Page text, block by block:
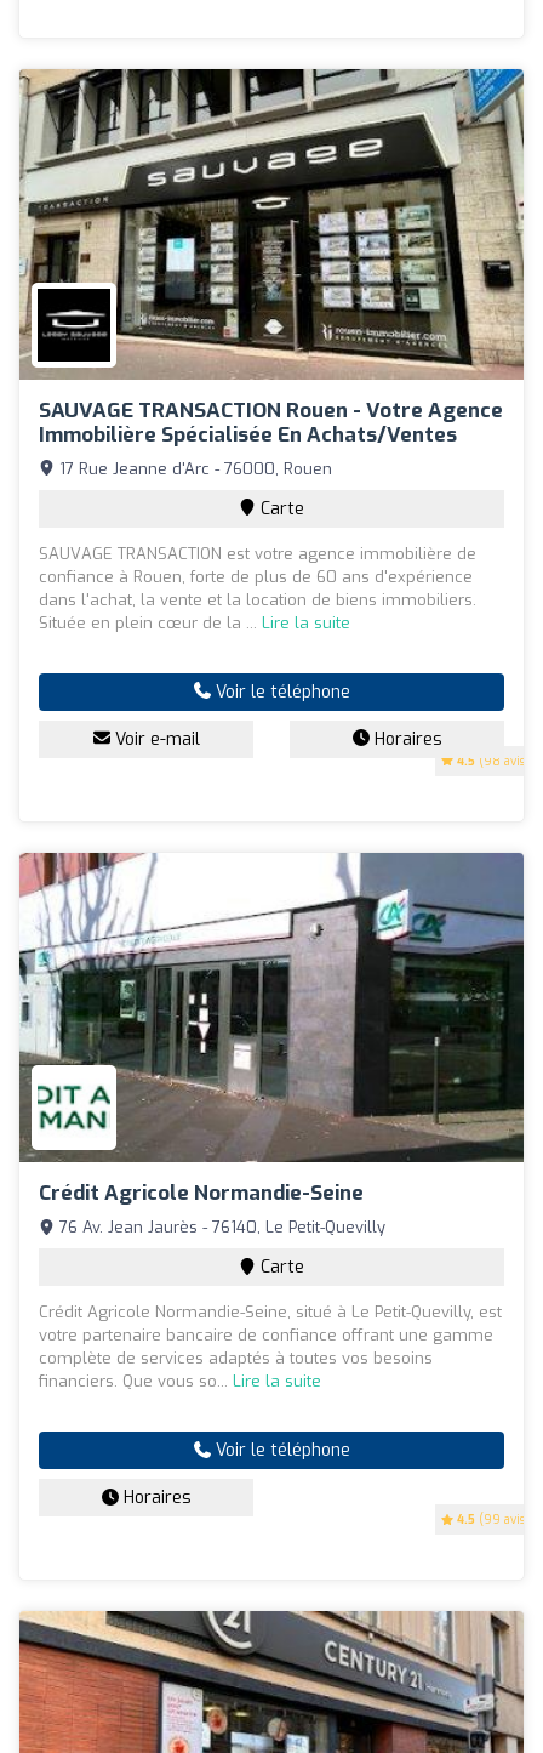
SAUVAGE TRANSACTION Rouen - Votre Agence
Immobilière Spécialisée En Achats/ventes
4.5 (98 avis)
17 Rue Jeanne d'Arc - 76000, Rouen
Carte
SAUVAGE TRANSACTION est votre agence immobilière de
confiance à Rouen, forte de plus de 60 ans d'expérience
dans l'achat, la vente et la location de biens immobiliers.
Située en plein cœur de la ... Lire la suite
Voir le téléphone
Voir e-mail Horaires
Crédit Agricole Normandie-Seine
4.5 (99 avis)
76 Av. Jean Jaurès - 76140, Le Petit-Quevilly
Carte
Crédit Agricole Normandie-Seine, situé à Le Petit-Quevilly, est
votre partenaire bancaire de confiance offrant une gamme
complète de services adaptés à toutes vos besoins
financiers. Que vous so... Lire la suite
Voir le téléphone
Horaires